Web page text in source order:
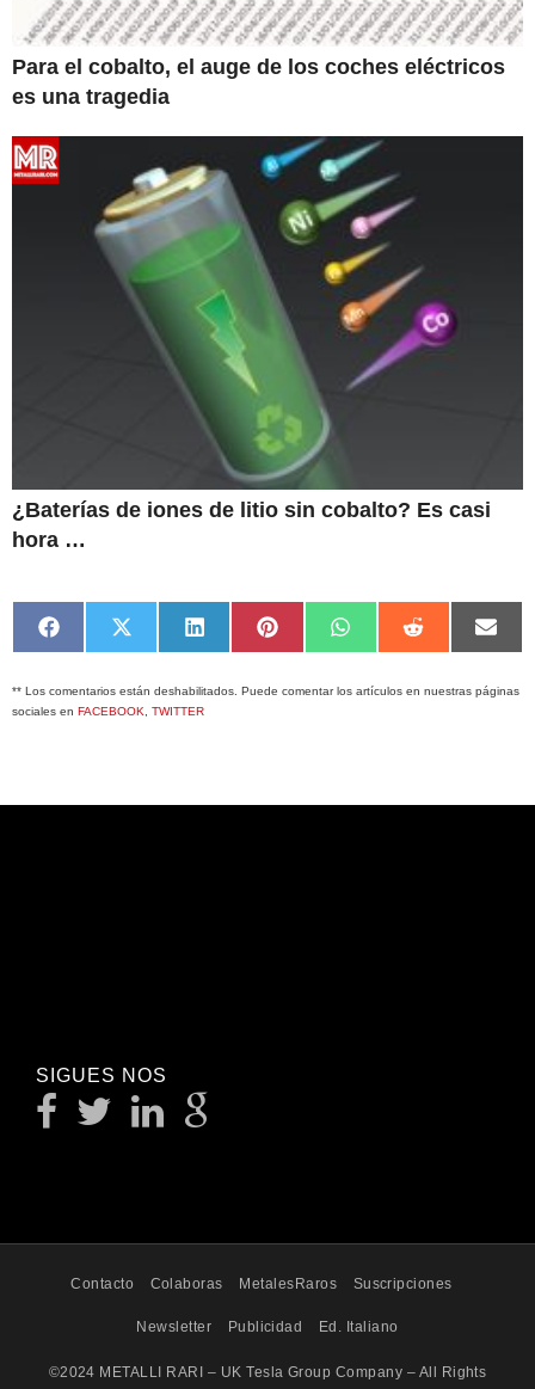
Para el cobalto, el auge de los coches eléctricos
es una tragedia
¿Baterías de iones de litio sin cobalto? Es casi
hora …
Compartir
en
Facebook
Compartir
en
X
(Twitter)
Compartir
en
LinkedIn
Compartir
en
Pinterest
Compartir
en
WhatsApp
Compartir
en
Reddit
en
** Los comentarios están deshabilitados. Puede comentar los artículos en nuestras páginas
sociales en FACEBOOK TWITTER
SIGUES NOS
Contacto Colaboras MetalesRaros Suscripciones
Newsletter Publicidad Ed. Italiano
©2024 METALLI RARI – UK Tesla Group Company – All Rights